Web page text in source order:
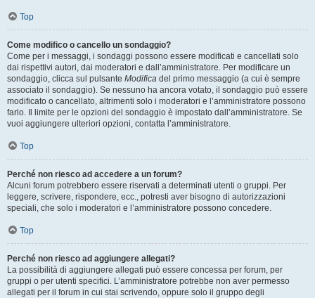
Top
Come modifico o cancello un sondaggio?
Come per i messaggi, i sondaggi possono essere modificati e cancellati solo
dai rispettivi autori, dai moderatori e dall’amministratore. Per modificare un
sondaggio, clicca sul pulsante Modifica del primo messaggio (a cui è sempre
associato il sondaggio). Se nessuno ha ancora votato, il sondaggio può essere
modificato o cancellato, altrimenti solo i moderatori e l’amministratore possono
farlo. Il limite per le opzioni del sondaggio è impostato dall’amministratore. Se
vuoi aggiungere ulteriori opzioni, contatta l’amministratore.
Top
Perché non riesco ad accedere a un forum?
Alcuni forum potrebbero essere riservati a determinati utenti o gruppi. Per
leggere, scrivere, rispondere, ecc., potresti aver bisogno di autorizzazioni
speciali, che solo i moderatori e l’amministratore possono concedere.
Top
Perché non riesco ad aggiungere allegati?
La possibilità di aggiungere allegati può essere concessa per forum, per
gruppi o per utenti specifici. L’amministratore potrebbe non aver permesso
allegati per il forum in cui stai scrivendo, oppure solo il gruppo degli